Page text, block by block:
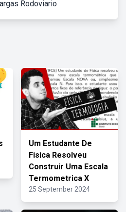
Rodoviario
Um Estudante De
Fisica Resolveu
Construir Uma Escala
Termometrica X
25 September 2024